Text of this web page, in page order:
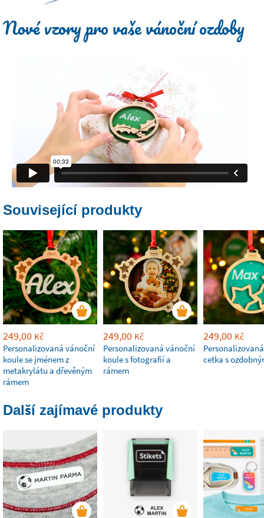
Nové vzory pro vaše vánoční ozdoby
Související produkty
249,00 Kč
Personalizovaná vánoční
koule se jménem z
metakrylátu a dřevěným
rámem
249,00 Kč
Personalizovaná vánoční
koule s fotografií a
rámem
249,00 Kč
cetka s
Další zajímavé produkty